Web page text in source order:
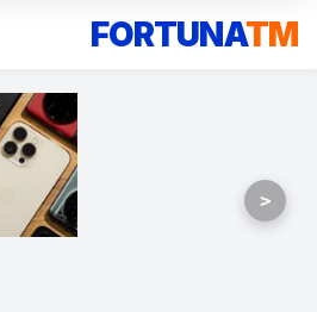
FORTUNATM
>